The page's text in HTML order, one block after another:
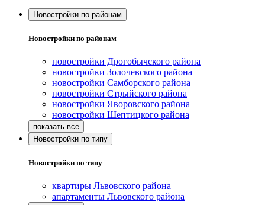
Новостройки по районам
Новостройки по районам
новостройки Дрогобычского района
новостройки Золочевского района
новостройки Самборского района
новостройки Стрыйского района
новостройки Яворовского района
новостройки Шептицкого района
Новостройки по типу
Новостройки по типу
квартиры Львовского района
апартаменты Львовского района